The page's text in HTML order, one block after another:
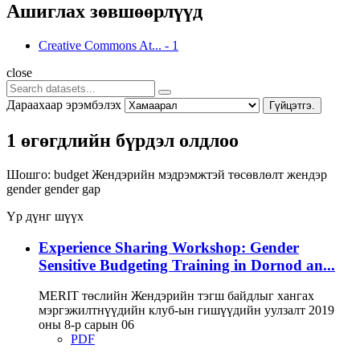
Ашиглах зөвшөөрлүүд
Creative Commons At... - 1
close
Дараахаар эрэмбэлэх Гүйцэтгэ.
1 өгөгдлийн бүрдэл олдлоо
Шошго: budget Жендэрийн мэдрэмжтэй төсөвлөлт жендэр
gender gender gap
Үр дүнг шүүх
Experience Sharing Workshop: Gender
Sensitive Budgeting Training in Dornod an...
MERIT төслийн Жендэрийн тэгш байдлыг хангах
мэргэжилтнүүдийн клуб-ын гишүүдийн уулзалт 2019
оны 8-р сарын 06
PDF